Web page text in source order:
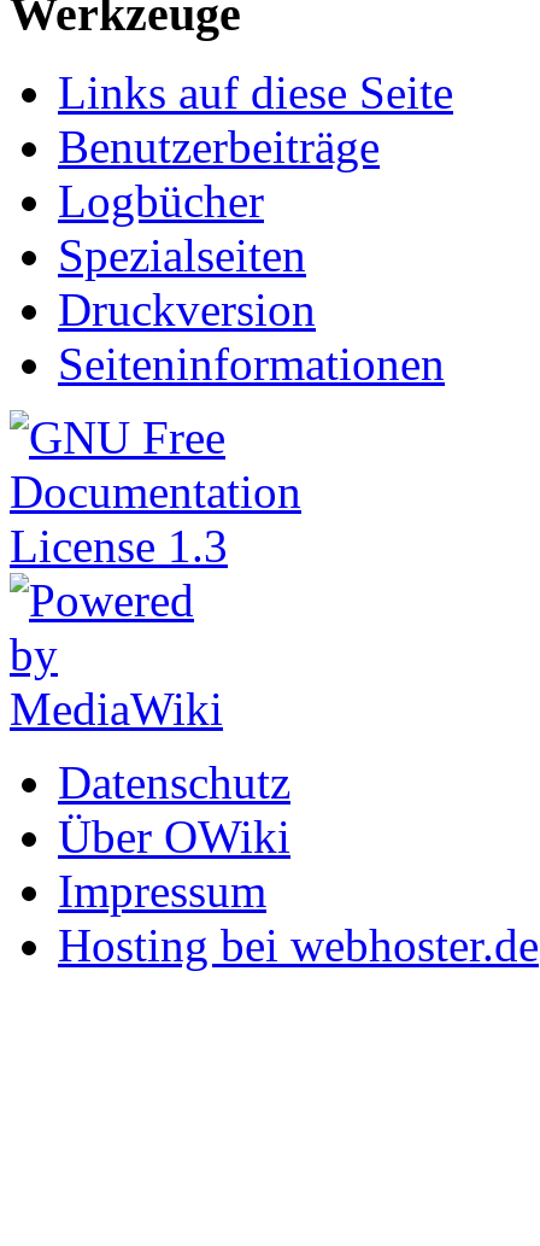
Werkzeuge
Links auf diese Seite
Benutzerbeiträge
Logbücher
Spezialseiten
Druckversion
Seiteninformationen
Datenschutz
Über OWiki
Impressum
Hosting bei webhoster.de